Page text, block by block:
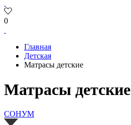
0
Главная
Детская
Матрасы детские
Матрасы детские
СОНУМ